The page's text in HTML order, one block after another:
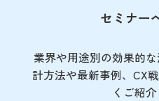
セミナー
業界や用途別の効果的
計方法や最新事例、CX
くご紹介